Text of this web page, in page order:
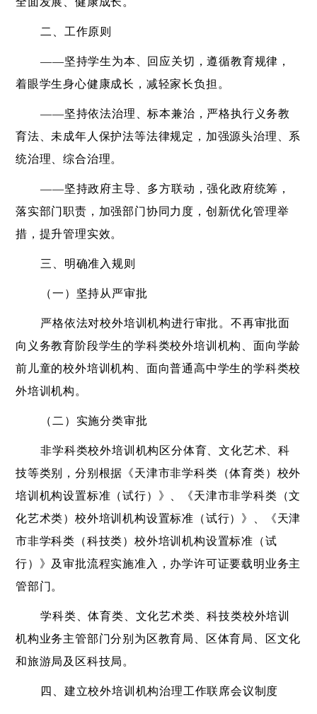
二、工作原则
——坚持学生为本、回应关切，遵循教育规律，
着眼学生身心健康成长，减轻家长负担。
——坚持依法治理、标本兼治，严格执行义务教
育法、未成年人保护法等法律规定，加强源头治理、系
统治理、综合治理。
——坚持政府主导、多方联动，强化政府统筹，
落实部门职责，加强部门协同力度，创新优化管理举
措，提升管理实效。
三、明确准入规则
（一）坚持从严审批
严格依法对校外培训机构进行审批。不再审批面
向义务教育阶段学生的学科类校外培训机构、面向学龄
前儿童的校外培训机构、面向普通高中学生的学科类校
外培训机构。
（二）实施分类审批
非学科类校外培训机构区分体育、文化艺术、科
技等类别，分别根据《天津市非学科类（体育类）校外
培训机构设置标准（试行）》、《天津市非学科类（文
化艺术类）校外培训机构设置标准（试行）》、《天津
市非学科类（科技类）校外培训机构设置标准（试
行）》及审批流程实施准入，办学许可证要载明业务主
管部门。
学科类、体育类、文化艺术类、科技类校外培训
机构业务主管部门分别为区教育局、区体育局、区文化
和旅游局及区科技局。
四、建立校外培训机构治理工作联席会议制度